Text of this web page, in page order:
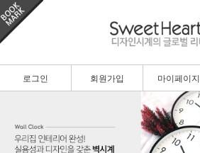
로그인 회원가입 마이페이지